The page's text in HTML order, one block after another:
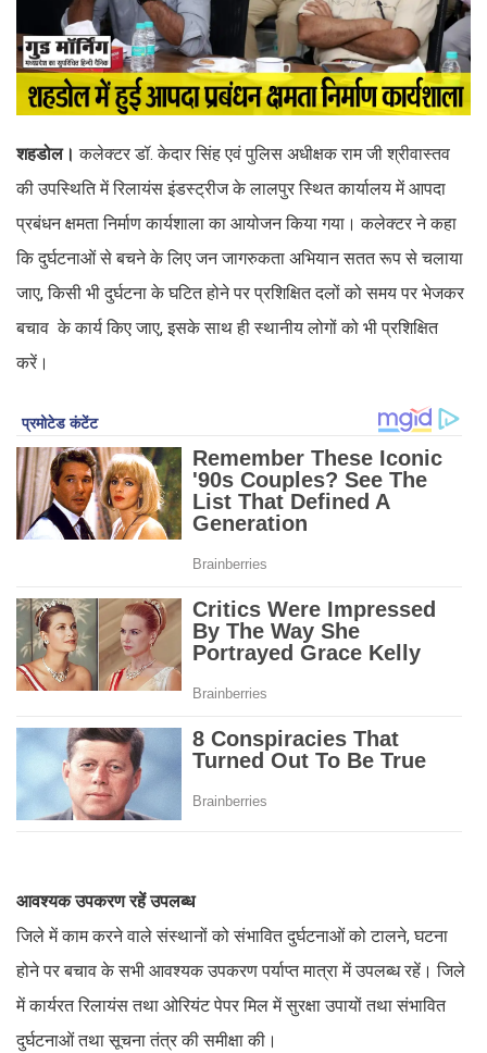
शहडोल।कलेक्टर डॉ. केदार सिंह एवं पुलिस अधीक्षक राम जी श्रीवास्तव
की उपस्थिति में रिलायंस इंडस्ट्रीज के लालपुर स्थित कार्यालय में आपदा
प्रबंधन क्षमता निर्माण कार्यशाला का आयोजन किया गया। कलेक्टर ने कहा
कि दुर्घटनाओं से बचने के लिए जन जागरुकता अभियान सतत रूप से चलाया
जाए, किसी भी दुर्घटना के घटित होने पर प्रशिक्षित दलों को समय पर भेजकर
बचाव के कार्य किए जाए, इसके साथ ही स्थानीय लोगों को भी प्रशिक्षित
करें।
आवश्यक उपकरण रहें उपलब्ध
जिले में काम करने वाले संस्थानों को संभावित दुर्घटनाओं को टालने, घटना
होने पर बचाव के सभी आवश्यक उपकरण पर्याप्त मात्रा में उपलब्ध रहें। जिले
में कार्यरत रिलायंस तथा ओरियंट पेपर मिल में सुरक्षा उपायों तथा संभावित
दुर्घटनाओं तथा सूचना तंत्र की समीक्षा की।